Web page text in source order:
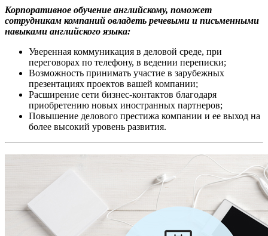
Корпоративное обучение английскому, поможет
сотрудникам компаний овладеть речевыми и письменными
навыками английского языка:
Уверенная коммуникация в деловой среде, при
переговорах по телефону, в ведении переписки;
Возможность принимать участие в зарубежных
презентациях проектов вашей компании;
Расширение сети бизнес-контактов благодаря
приобретению новых иностранных партнеров;
Повышение делового престижа компании и ее выход на
более высокий уровень развития.